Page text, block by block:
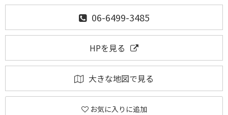
06-6499-3485
HPを見る
大きな地図で見る
お気に入りに追加